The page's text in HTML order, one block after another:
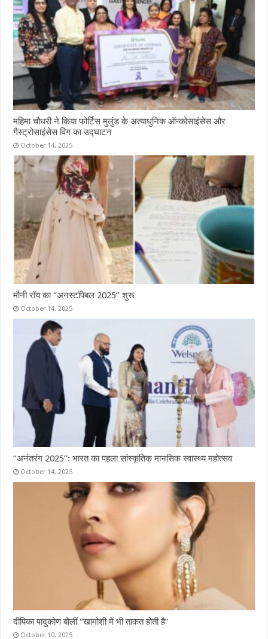
महिमा चौधरी ने किया फोर्टिस मुलुंड के अत्याधुनिक ऑन्कोसाइंसेस और
गैस्ट्रोसाइंसेस विंग का उद्घाटन
October 14, 2025
मौनी रॉय का “अनस्टॉपेबल 2025” शुरू
October 14, 2025
“अनंतरंग 2025”: भारत का पहला सांस्कृतिक मानसिक स्वास्थ्य महोत्सव
October 14, 2025
दीपिका पादुकोण बोलीं “खामोशी में भी ताकत होती है”
October 10, 2025